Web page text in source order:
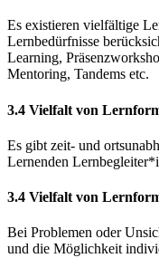
Es existieren vielfältige
Lernbedürfnisse
Learning,
Mentoring, Tandems etc.
3.4 Vielfalt von
Es gibt zeit- und
Lernenden
3.4 Vielfalt von
Bei Problemen oder
und die Möglichkeit